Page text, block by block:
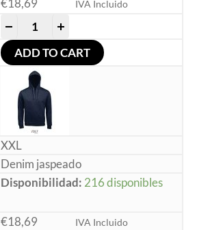
€18,69 IVA Incluido
ADD TO CART
XXL
Denim jaspeado
Disponibilidad: 216 disponibles
€18,69 IVA Incluido